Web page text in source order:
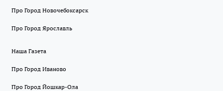
Про Город Новочебоксарск
Про Город Ярославль
Наша Газета
Про Город Иваново
Про Город Йошкар-Ола